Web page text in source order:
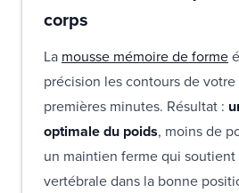
corps
La mousse mémoire de forme
précision les contours de
premières minutes. Résultat :
optimale du poids, moins de
un maintien ferme qui
vertébrale dans la bonne